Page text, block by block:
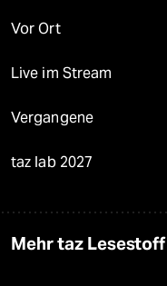
Vor Ort
Live im Stream
Vergangene
taz lab 2027
Mehr taz Lesestoff